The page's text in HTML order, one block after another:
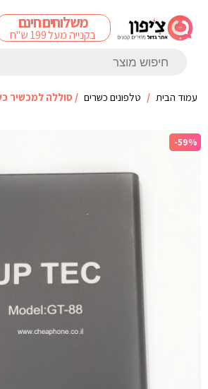
משלוחים חינם
בקנייה מעל 199 ש"ח
עמוד הבית / טלפונים כשרים / סוללה למכשיר
-59%